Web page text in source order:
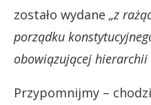
zostało wydane „z
porządku
obowiązującej hierarchii
Przypomnijmy –